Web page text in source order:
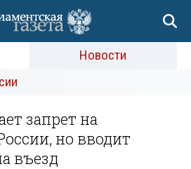
Новости
запрет на
но вводит
въезд